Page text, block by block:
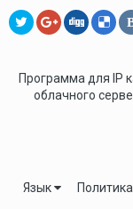
Программа для IP
облачного
Язык